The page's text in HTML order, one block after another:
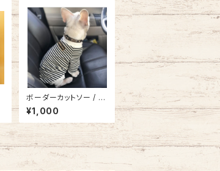
ボーダーカットソー / N
B21SS8891903
¥1,000